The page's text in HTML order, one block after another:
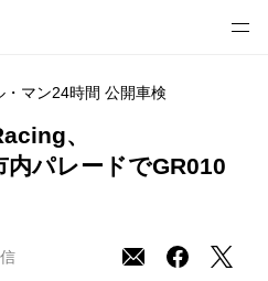
ースポーツ
マン24時間 公開車検
、
内パレードでGR010